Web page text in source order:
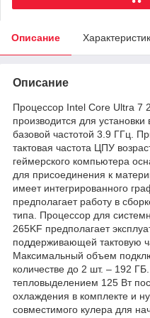
Описание
Описание
Процессор Intel Core Ultra 7
производится для
базовой частотой 3.9 ГГц.
тактовая частота ЦПУ
геймерского компьютера
для присоединения к
имеет интегрированного
предполагает работу в
типа. Процессор для
265KF предполагает
поддерживающей тактовую
Максимальный объем
количестве до 2 шт. – 192
тепловыделением 125 Вт
охлаждения в комплекте и
совместимого кулера для